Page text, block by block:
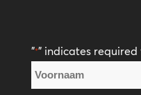
"*" indicates required
Naam
*